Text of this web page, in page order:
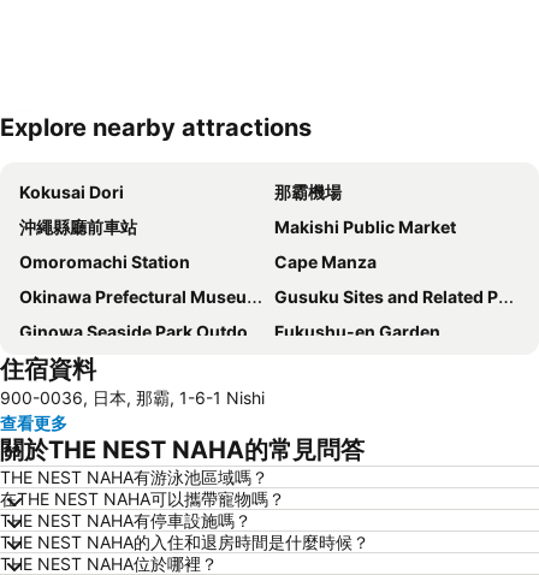
展開地圖
Explore nearby attractions
Kokusai Dori
那霸機場
沖繩縣廳前車站
Makishi Public Market
Omoromachi Station
Cape Manza
Okinawa Prefectural Museum and Art Museum
Gusuku Sites and Related Properties of the Kingdom of Ryukyu
Ginowa Seaside Park Outdoor Amphitheater
Fukushu-en Garden
Odd Land
Tomari Iyumachi
住宿資料
900-0036, 日本, 那霸, 1-6-1 Nishi
查看更多
關於THE NEST NAHA的常見問答
THE NEST NAHA有游泳池區域嗎？
在THE NEST NAHA可以攜帶寵物嗎？
THE NEST NAHA有停車設施嗎？
THE NEST NAHA的入住和退房時間是什麼時候？
THE NEST NAHA位於哪裡？